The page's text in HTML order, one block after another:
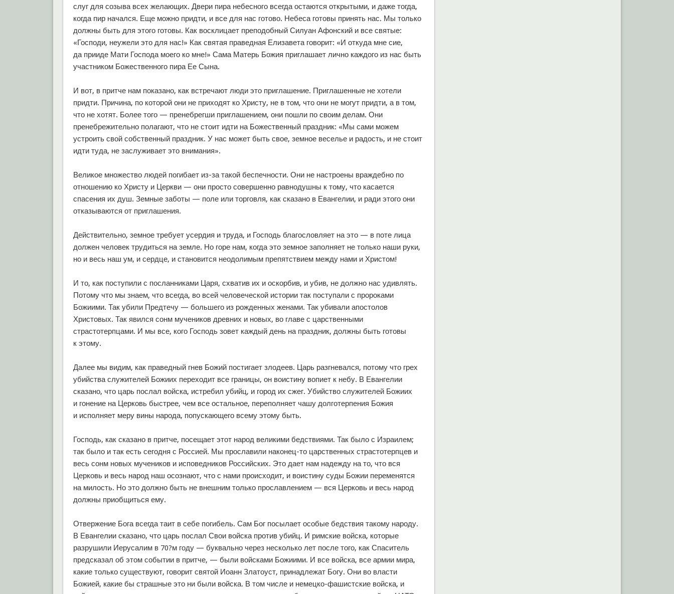
слуг для созыва всех желающих. Двери пира небесного всегда остаются открытыми, и даже тогда,
когда пир начался. Еще можно придти, и все для нас готово. Небеса готовы принять нас. Мы только
должны быть для этого готовы. Как восклицает преподобный Силуан Афонский и все святые:
«Господи, неужели это для нас!» Как святая праведная Елизавета говорит: «И откуда мне сие,
да прииде Мати Господа моего ко мне!» Сама Матерь Божия приглашает лично каждого из нас быть
участником Божественного пира Ее Сына.
И вот, в притче нам показано, как встречают люди это приглашение. Приглашенные не хотели
придти. Причина, по которой они не приходят ко Христу, не в том, что они не могут придти, а в том,
что не хотят. Более того — пренебрегши приглашением, они пошли по своим делам. Они
пренебрежительно полагают, что не стоит идти на Божественный праздник: «Мы сами можем
устроить свой собственный праздник. У нас может быть свое, земное веселье и радость, и не стоит
идти туда, не заслуживает это внимания».
Великое множество людей погибает из-за такой беспечности. Они не настроены враждебно по
отношению ко Христу и Церкви — они просто совершенно равнодушны к тому, что касается
спасения их душ. Земные заботы — поле или торговля, как сказано в Евангелии, и ради этого они
отказываются от приглашения.
Действительно, земное требует усердия и труда, и Господь благословляет на это — в поте лица
должен человек трудиться на земле. Но горе нам, когда это земное заполняет не только наши руки,
но и весь наш ум, и сердце, и становится неодолимым препятствием между нами и Христом!
И то, как поступили с посланниками Царя, схватив их и оскорбив, и убив, не должно нас удивлять.
Потому что мы знаем, что всегда, во всей человеческой истории так поступали с пророками
Божиими. Так убили Предтечу — большего из рожденных женами. Так убивали апостолов
Христовых. Так явился сонм мучеников древних и новых, во главе с царственными
страстотерпцами. И мы все, кого Господь зовет каждый день на праздник, должны быть готовы
к этому.
Далее мы видим, как праведный гнев Божий постигает злодеев. Царь разгневался, потому что грех
убийства служителей Божиих переходит все границы, он воистину вопиет к небу. В Евангелии
сказано, что царь послал войска, истребил убийц, и город их сжег. Убийство служителей Божиих
и гонение на Церковь быстрее, чем все остальное, переполняет чашу долготерпения Божия
и исполняет меру вины народа, попускающего всему этому быть.
Господь, как сказано в притче, посещает этот народ великими бедствиями. Так было с Израилем;
так было и так есть сегодня с Россией. Мы прославили наконец-то царственных страстотерпцев и
весь сонм новых мучеников и исповедников Российских. Это дает нам надежду на то, что вся
Церковь и весь народ наш осознают, что с нами происходит, и воистину суды Божии переменятся
на милость. Но это должно быть не внешним только прославлением — вся Церковь и весь народ
должны приобщиться ему.
Отвержение Бога всегда таит в себе погибель. Сам Бог посылает особые бедствия такому народу.
В Евангелии сказано, что царь послал Свои войска против убийц. И римские войска, которые
разрушили Иерусалим в 70?м году — буквально через несколько лет после того, как Спаситель
предсказал об этом событии в притче, — были войсками Божиими. И все войска, все армии мира,
какие только существуют, говорит святой Иоанн Златоуст, принадлежат Богу. Они во власти
Божией, какие бы страшные это ни были войска. В том числе и немецко-фашистские войска, и